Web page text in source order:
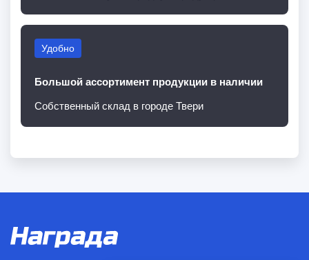
Удобно
Большой ассортимент продукции в наличии
Собственный склад в городе Твери